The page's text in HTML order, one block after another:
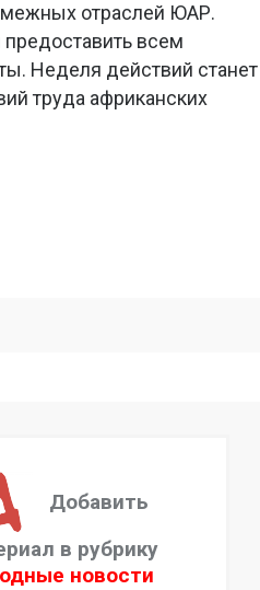
отраслей ЮАР.
всем
Неделя действий станет
труда африканских
Добавить
в рубрику
новости